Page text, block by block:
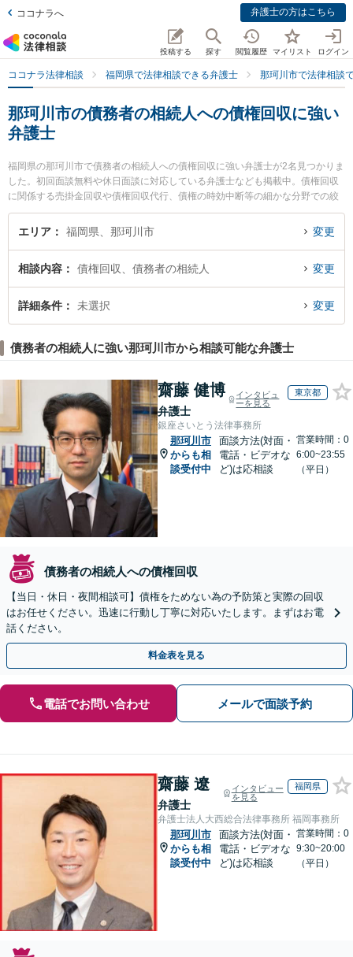
ココナラへ 弁護士の方はこちら
投稿する 探す 閲覧履歴 マイリスト ログイン
ココナラ法律相談 福岡県で法律相談できる弁護士 那珂川市で法律相談
那珂川市の債務者の相続人への債権回収に強い
弁護士
福岡県の那珂川市で債務者の相続人への債権回収に強い弁護士が2名見つかりま
した。初回面談無料や休日面談に対応している弁護士なども掲載中。債権回収
に関係する売掛金回収や債権回収代行、債権の時効中断等の細かな分野での絞
り込み検索もでき便利です。特に弁護士法人Nexill＆Partners 那珂川オフィスの
後藤 祐太郎弁護士や博多南法律事務所の谷川 貴啓弁護士のプロフィール情報や
『債務者の相続人への債権回収のトラブル解決の実績豊富な近くの弁護士を検
索したい』『初回相談無料で債務者の相続人への債権回収を法律相談できる那
珂川市内の弁護士に相談予約したい』などでお困りの相談者さんにおすすめで
エリア 福岡県、那珂川市 変更
相談内容 債権回収、債務者の相続人 変更
詳細条件 未選択 変更
債務者の相続人に強い那珂川市から相談可能な弁護士
齋藤 健博
弁護士
インタビュ
ーを見る
東京都
銀座さいとう法律事務所
那珂川市
からも相
談受付中
面談方法(対面・
電話・ビデオな
ど)は応相談
営業時間：0
6:00~23:55
（平日）
債務者の相続人への債権回収
【当日・休日・夜間相談可】債権をためない為の予防策と実際の回収
はお任せください。迅速に行動し丁寧に対応いたします。まずはお電
話ください。
料金表を見る
電話でお問い合わせ メールで面談予約
齋藤 遼
弁護士
インタビュー
を見る
福岡県
弁護士法人大西総合法律事務所 福岡事務所
那珂川市
からも相
談受付中
面談方法(対面・
電話・ビデオな
ど)は応相談
営業時間：0
9:30~20:00
（平日）